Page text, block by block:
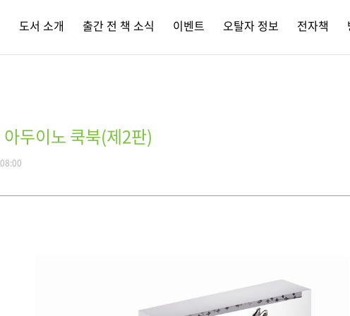
도서 소개 출간 전 책 소식 이벤트 오탈자 정보 전자책
두이노 쿡북(제2판)